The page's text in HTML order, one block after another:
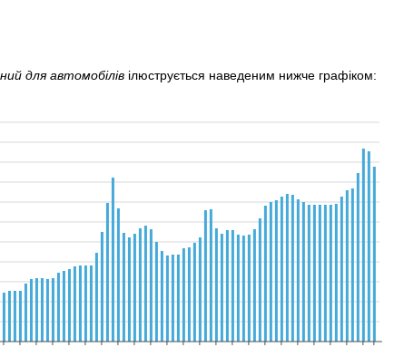
для автомобілів ілюструється наведеним нижче графіком: